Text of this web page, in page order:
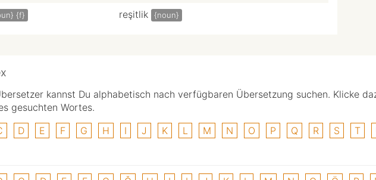
{f} reşitlik {noun}
kannst Du alphabetisch nach verfügbaren Übersetzung suchen. Klicke
gesuchten Wortes.
D E F G H I J K L M N O P Q R S T